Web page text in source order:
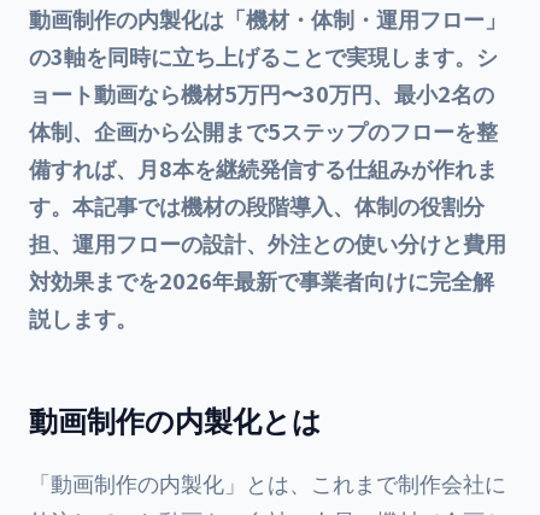
動画制作の内製化は「機材・体制・運用フロー」
の3軸を同時に立ち上げることで実現します。シ
ョート動画なら機材5万円〜30万円、最小2名の
体制、企画から公開まで5ステップのフローを整
備すれば、月8本を継続発信する仕組みが作れま
す。本記事では機材の段階導入、体制の役割分
担、運用フローの設計、外注との使い分けと費用
対効果までを2026年最新で事業者向けに完全解
説します。
動画制作の内製化とは
「動画制作の内製化」とは、これまで制作会社に